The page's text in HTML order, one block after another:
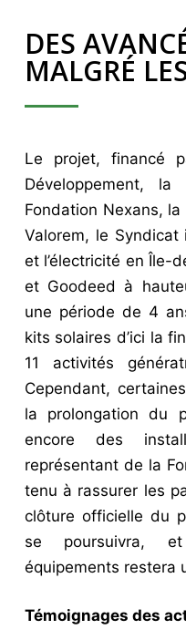
DES
MALGRÉ
Le projet, financé
Développement,
Fondation Nexans,
Valorem, le
et l’électricité en Île-
et Goodeed à
une période de 4
kits solaires d’ici la
11 activités
Cependant,
la prolongation du
encore des
représentant de la
tenu à rassurer les
clôture officielle du
se poursuivra,
équipements restera
Témoignages des